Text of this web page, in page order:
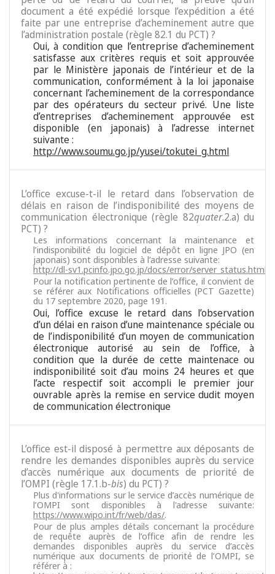
document a été expédié lorsque l’expédition a été
faite par une entreprise d’acheminement autre que
l’administration postale (règle 82.1 du PCT) ?
Oui, à condition que l’entreprise d’acheminement
satisfasse aux critères requis et soit approuvée
par le Ministère japonais de l’intérieur et de la
communication, conformément à la loi japonaise
concernant l’acheminement de la correspondance
par des opérateurs du secteur privé. Une liste
d’entreprises d’acheminement approuvée est
disponible (en japonais) à l’adresse internet
suivante :
http://www.soumu.go.jp/yusei/tokutei_g.html
L’office excuse-t-il le retard dans l’observation de
délais en raison de l’indisponibilité des moyens de
communication électronique (règle 82quater.2.a) du
PCT) ?
Les informations concernant la maintenance et
l’indisponibilité du logiciel de dépôt en ligne JPO (en
japonais) sont disponibles à l’adresse suivante:
http://dl-sv1.pcinfo.jpo.go.jp/docs/error/server_status.html
Pour la notification pertinente de l’office, il convient de
se référer aux Notifications officielles (PCT Gazette)
du 17 septembre 2020, page 191.
Oui, l’office excuse le retard dans l’observation
d’un délai en raison d’une maintenance spéciale ou
de l’indisponibilité d’un moyen de communication
électronique autorisé au sein de l’office, à
condition que la durée de cette maintenace ou
indisponibilité soit d’au moins 24 heures et que
l’acte respectif soit accompli le premier jour
ouvrable après la remise en service dudit moyen
de communication électronique
L’office est-il disposé à permettre aux déposants de
rendre les demandes disponibles auprès du service
d’accès numérique aux documents de priorité de
l’OMPI (règle 17.1.b-bis) du PCT) ?
Plus d'informations sur le service d’accès numérique de
l’OMPI sont disponibles à l'adresse suivante:
https://www.wipo.int/fr/web/das/.
Pour de plus amples détails concernant la procédure
de requête auprès de l’office afin de rendre les
demandes disponibles auprès du service d’accès
numérique aux documents de priorité de l’OMPI, se
référer à :